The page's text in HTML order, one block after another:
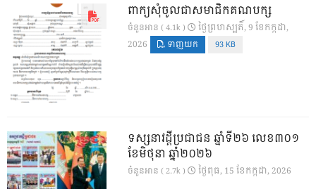
ពាក្យសុំចូលជាសមាជិកគណបក្ស
ចំនួនអាន ( 4.1k )
ថ្ងៃ​ព្រហស្បតិ៍, 9 ខែ​កក្កដា,
2026
ទាញយក 93 KB
ទស្សនាវដ្ដីប្រជាជន ឆ្នាំទី២៦ លេខ៣០១
ខែមិថុនា ឆ្នាំ២០២៦
ចំនួនអាន ( 2.7k ) ថ្ងៃ​ពុធ, 15 ខែ​កក្កដា, 2026